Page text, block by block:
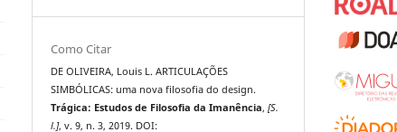
Como Citar
DE OLIVEIRA, Louis L. ARTICULAÇÕES
SIMBÓLICAS: uma nova filosofia do design.
Trágica: Estudos de Filosofia da Imanência,[S.
l.], v. 9, n. 3, 2019. DOI: